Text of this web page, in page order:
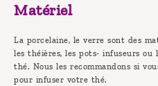
Matériel
La porcelaine, le verre sont des
les théières, les pots- infuseurs ou
thé. Nous les recommandons si
pour infuser votre thé.